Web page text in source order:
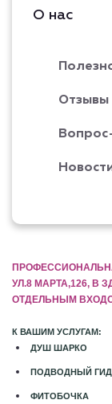
О нас
Отзывы
УЛ.8 МАРТА,126, В
ОТДЕЛЬНЫМ
К ВАШИМ УСЛУГАМ:
ДУШ ШАРКО
ПОДВОДНЫЙ
ФИТОБОЧКА